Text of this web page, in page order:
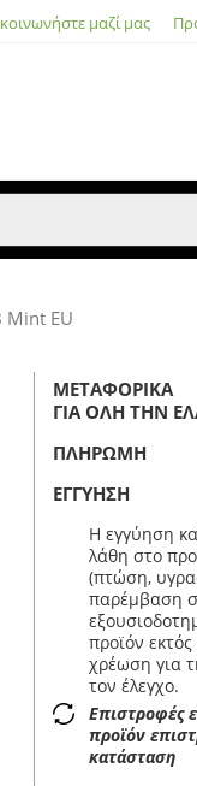
μαζί μας
Mint EU
ΜΕΤΑΦΟΡΙΚΆ
ΓΙΑ ΌΛΗ ΤΗΝ
ΠΛΗΡΩΜΉ
ΕΓΓΎΗΣΗ
Η εγγύηση
λάθη στο
(πτώση,
παρέμβαση
προϊόν
χρέωση για
τον έλεγχο.
Επιστροφές
προϊόν
κατάσταση